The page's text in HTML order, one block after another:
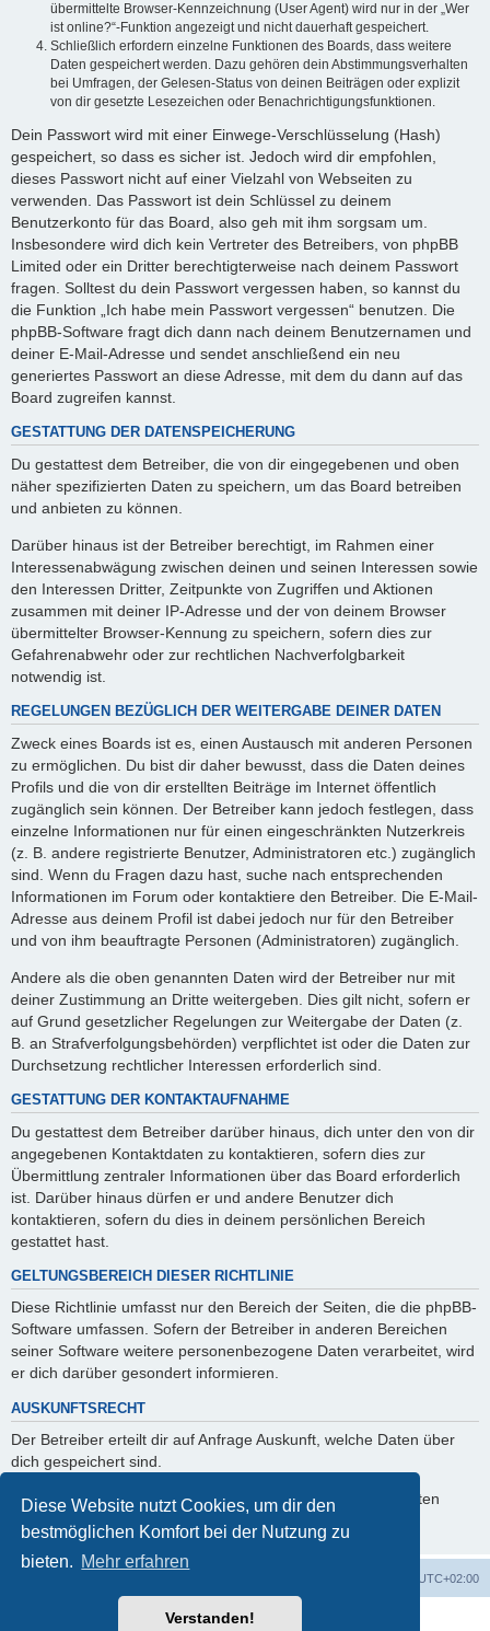
Diese Website nutzt Cookies, um dir den
bestmöglichen Komfort bei der Nutzung zu
bieten. Mehr erfahren
Verstanden!
übermittelte Browser-Kennzeichnung (User Agent) wird nur in der „Wer
ist online?“-Funktion angezeigt und nicht dauerhaft gespeichert.
Schließlich erfordern einzelne Funktionen des Boards, dass weitere
Daten gespeichert werden. Dazu gehören dein Abstimmungsverhalten
bei Umfragen, der Gelesen-Status von deinen Beiträgen oder explizit
von dir gesetzte Lesezeichen oder Benachrichtigungsfunktionen.
Dein Passwort wird mit einer Einwege-Verschlüsselung (Hash)
gespeichert, so dass es sicher ist. Jedoch wird dir empfohlen,
dieses Passwort nicht auf einer Vielzahl von Webseiten zu
verwenden. Das Passwort ist dein Schlüssel zu deinem
Benutzerkonto für das Board, also geh mit ihm sorgsam um.
Insbesondere wird dich kein Vertreter des Betreibers, von phpBB
Limited oder ein Dritter berechtigterweise nach deinem Passwort
fragen. Solltest du dein Passwort vergessen haben, so kannst du
die Funktion „Ich habe mein Passwort vergessen“ benutzen. Die
phpBB-Software fragt dich dann nach deinem Benutzernamen und
deiner E-Mail-Adresse und sendet anschließend ein neu
generiertes Passwort an diese Adresse, mit dem du dann auf das
Board zugreifen kannst.
GESTATTUNG DER DATENSPEICHERUNG
Du gestattest dem Betreiber, die von dir eingegebenen und oben
näher spezifizierten Daten zu speichern, um das Board betreiben
und anbieten zu können.
Darüber hinaus ist der Betreiber berechtigt, im Rahmen einer
Interessenabwägung zwischen deinen und seinen Interessen sowie
den Interessen Dritter, Zeitpunkte von Zugriffen und Aktionen
zusammen mit deiner IP-Adresse und der von deinem Browser
übermittelter Browser-Kennung zu speichern, sofern dies zur
Gefahrenabwehr oder zur rechtlichen Nachverfolgbarkeit
notwendig ist.
REGELUNGEN BEZÜGLICH DER WEITERGABE DEINER DATEN
Zweck eines Boards ist es, einen Austausch mit anderen Personen
zu ermöglichen. Du bist dir daher bewusst, dass die Daten deines
Profils und die von dir erstellten Beiträge im Internet öffentlich
zugänglich sein können. Der Betreiber kann jedoch festlegen, dass
einzelne Informationen nur für einen eingeschränkten Nutzerkreis
(z. B. andere registrierte Benutzer, Administratoren etc.) zugänglich
sind. Wenn du Fragen dazu hast, suche nach entsprechenden
Informationen im Forum oder kontaktiere den Betreiber. Die E-Mail-
Adresse aus deinem Profil ist dabei jedoch nur für den Betreiber
und von ihm beauftragte Personen (Administratoren) zugänglich.
Andere als die oben genannten Daten wird der Betreiber nur mit
deiner Zustimmung an Dritte weitergeben. Dies gilt nicht, sofern er
auf Grund gesetzlicher Regelungen zur Weitergabe der Daten (z.
B. an Strafverfolgungsbehörden) verpflichtet ist oder die Daten zur
Durchsetzung rechtlicher Interessen erforderlich sind.
GESTATTUNG DER KONTAKTAUFNAHME
Du gestattest dem Betreiber darüber hinaus, dich unter den von dir
angegebenen Kontaktdaten zu kontaktieren, sofern dies zur
Übermittlung zentraler Informationen über das Board erforderlich
ist. Darüber hinaus dürfen er und andere Benutzer dich
kontaktieren, sofern du dies in deinem persönlichen Bereich
gestattet hast.
GELTUNGSBEREICH DIESER RICHTLINIE
Diese Richtlinie umfasst nur den Bereich der Seiten, die die phpBB-
Software umfassen. Sofern der Betreiber in anderen Bereichen
seiner Software weitere personenbezogene Daten verarbeitet, wird
er dich darüber gesondert informieren.
AUSKUNFTSRECHT
Der Betreiber erteilt dir auf Anfrage Auskunft, welche Daten über
dich gespeichert sind.
Du kannst jederzeit die Löschung bzw. Sperrung deiner Daten
verlangen. Kontaktiere hierzu bitte den Betreiber.
UTC+02:00
Powered byphpBB® Forum Software © phpBB Limited